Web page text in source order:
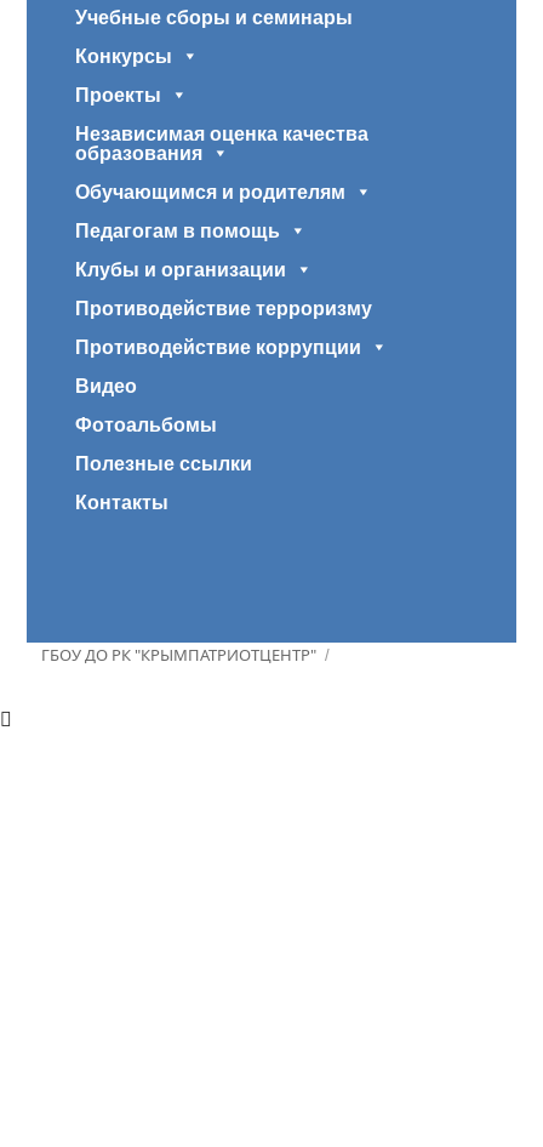
Учебные сборы и семинары
Конкурсы
Проекты
Независимая оценка качества
образования
Обучающимся и родителям
Педагогам в помощь
Клубы и организации
Противодействие терроризму
Противодействие коррупции
Видео
Фотоальбомы
Полезные ссылки
Контакты
ГБОУ ДО РК "КРЫМПАТРИОТЦЕНТР"